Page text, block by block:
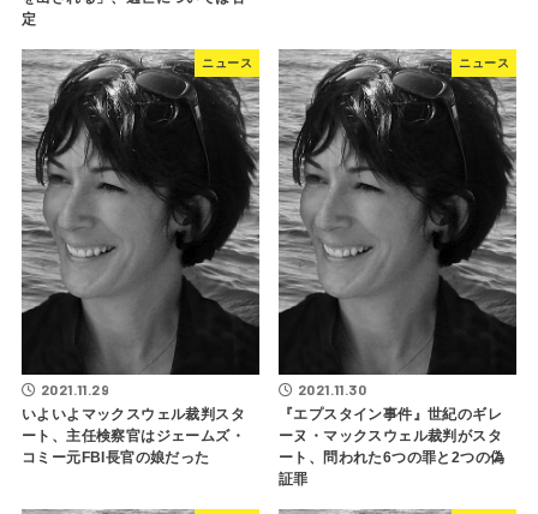
定
ニュース
2021.11.29
いよいよマックスウェル裁判スタ
ート、主任検察官はジェームズ・
コミー元FBI長官の娘だった
ニュース
2021.11.30
『エプスタイン事件』世紀のギレ
ーヌ・マックスウェル裁判がスタ
ート、問われた6つの罪と2つの偽
証罪